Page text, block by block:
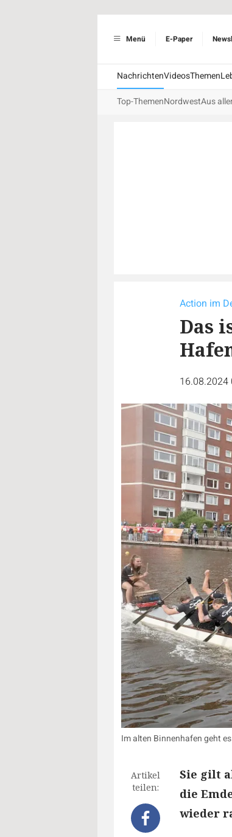
Menü E-Paper
NachrichtenVideosThemen
Top-ThemenNordwestAus
Action im
Das
16.08.2024
Im alten Binnenhafen geht
Artikel
teilen:
Sie gilt
die
wieder